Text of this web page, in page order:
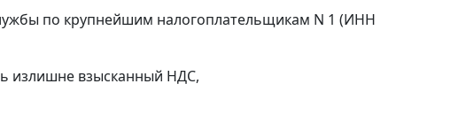
по крупнейшим налогоплательщикам N 1 (ИНН
излишне взысканный НДС,